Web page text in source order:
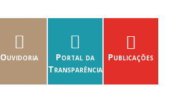
Ouvidoria
Portal da
Transparência
Publicações